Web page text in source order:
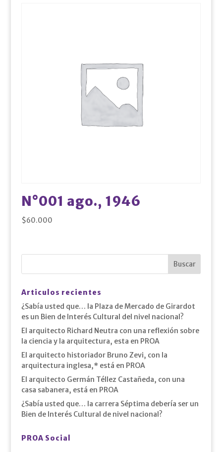
N°001 ago., 1946
$60.000
Articulos recientes
¿Sabía usted que… la Plaza de Mercado de Girardot
es un Bien de Interés Cultural del nivel nacional?
El arquitecto Richard Neutra con una reflexión sobre
la ciencia y la arquitectura, esta en PROA
El arquitecto historiador Bruno Zevi, con la
arquitectura inglesa,* está en PROA
El arquitecto Germán Téllez Castañeda, con una
casa sabanera, está en PROA
¿Sabía usted que… la carrera Séptima debería ser un
Bien de Interés Cultural de nivel nacional?
PROA Social